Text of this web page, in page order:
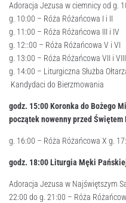
Adoracja Jezusa w ciemnicy od g.
g. 10:00 – Róża Różańcowa I i II
g. 11:00 – Róża Różańcowa III i IV
g. 12::00 – Róża Różańcowa V i VI
g. 13:00 – Róża Różańcowa VII i VIII
g. 14:00 – Liturgiczna Służba
Kandydaci do Bierzmowania
godz. 15:00Koronka do Bożego
początek nowenny przed
g. 16:00 – Róża Różańcowa X g.
godz. 18:00Liturgia Męki
Adoracja Jezusa w Najświętszym
22:00 do g. 21:00 – Róża